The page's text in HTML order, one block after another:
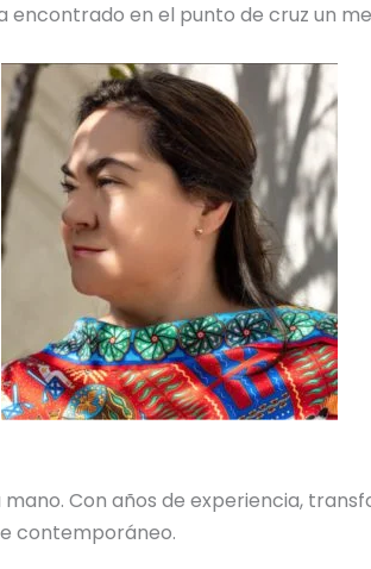
encontrado en el punto de cruz un
Con años de experiencia,
contemporáneo.